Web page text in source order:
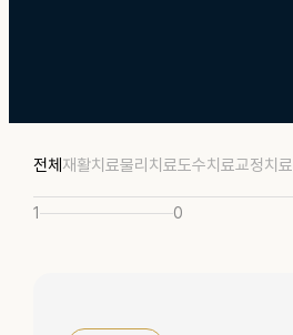
전체 재활치료물리치료도수치료교정치료
1 0